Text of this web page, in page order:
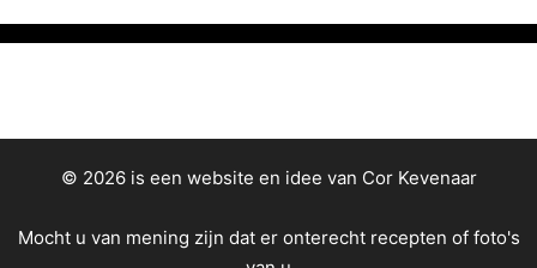
© 2026 is een website en idee van Cor Kevenaar
Mocht u van mening zijn dat er onterecht recepten of foto's